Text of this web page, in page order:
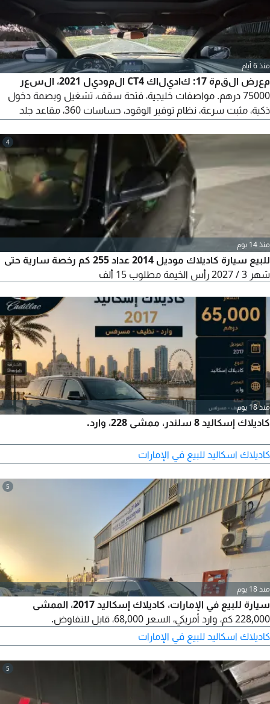
منذ 6 أيام
معرض القمة 17: كاديلاك CT4 الموديل 2021، السعر
75000 درهم. مواصفات خليجية، فتحة سقف، تشغيل وبصمة دخول
ذكية، مثبت سرعة، نظام توفير الوقود، حساسات 360، مقاعد جلد
محيطية (64 لون)، نظام صوتي مميز، تحكم أوتوماتيكي في المناخ،
Apple CarPlay وAndroid Auto، تحكم كامل من المقود، وبدلات
تبديل السرعات خلف المقود.
4
منذ 14 يوم
للبيع سيارة كاديلاك موديل 2014 عداد 255 كم رخصة سارية حتى
شهر 3 / 2027 رأس الخيمة مطلوب 15 ألف
منذ 18 يوم
كاديلاك إسكاليد 8 سلندر، ممشى 228، وارد.
كاديلاك اسكاليد للبيع في الإمارات
5
منذ 18 يوم
سيارة للبيع في الإمارات، كاديلاك إسكاليد 2017، الممشى
228,000 كم، وارد أمريكي، السعر 68,000، قابل للتفاوض.
كاديلاك اسكاليد للبيع في الإمارات
5